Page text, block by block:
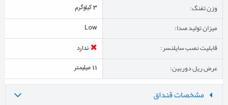
وزن تفنگ: 3 کیلوگرم
میزان تولید صدا: Low
قابلیت نصب سایلنسر: ندارد
عرض ریل دوربین: 11 میلیمتر
مشخصات قنداق